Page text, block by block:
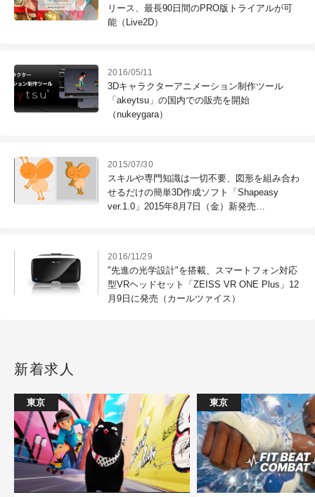
リース、最長90日間のPRO版トライアルが可
能（Live2D）
2016/05/11
3Dキャラクターアニメーション制作ツール
「akeytsu」の国内での販売を開始
（nukeygara）
2015/07/30
スキルや専門知識は一切不要、図形を組み合わ
せるだけの簡単3D作成ソフト「Shapeasy
ver.1.0」2015年8月7日（金）新発売
2016/11/29
"先進の光学設計"を搭載、スマートフォン対応
型VRヘッドセット「ZEISS VR ONE Plus」12
月9日に発売（カールツァイス）
新着求人
東京 東京